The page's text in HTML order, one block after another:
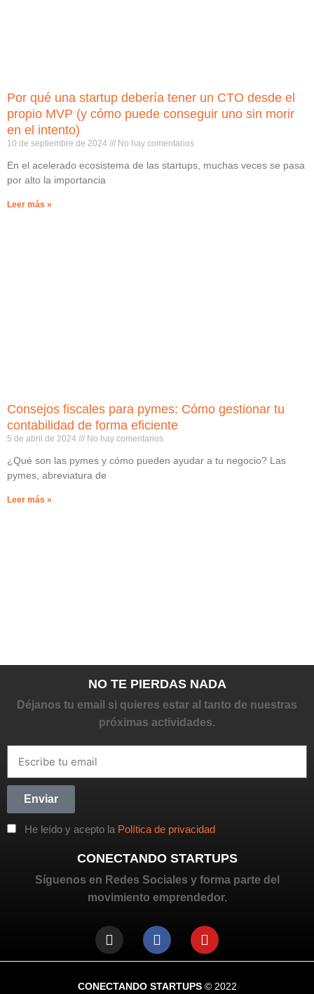
Por qué una startup debería tener un CTO desde el
propio MVP (y cómo puede conseguir uno sin morir
en el intento)
10 de septiembre de 2024 No hay comentarios
En el acelerado ecosistema de las startups, muchas veces se pasa
por alto la importancia
Leer más »
Consejos fiscales para pymes: Cómo gestionar tu
contabilidad de forma eficiente
5 de abril de 2024 No hay comentarios
¿Qué son las pymes y cómo pueden ayudar a tu negocio? Las
pymes, abreviatura de
Leer más »
NO TE PIERDAS NADA
Déjanos tu email si quieres estar al tanto de nuestras
próximas actividades.
He leído y acepto la Política de privacidad
Enviar
CONECTANDO STARTUPS
Síguenos en Redes Sociales y forma parte del
movimiento emprendedor.
CONECTANDO STARTUPS© 2022